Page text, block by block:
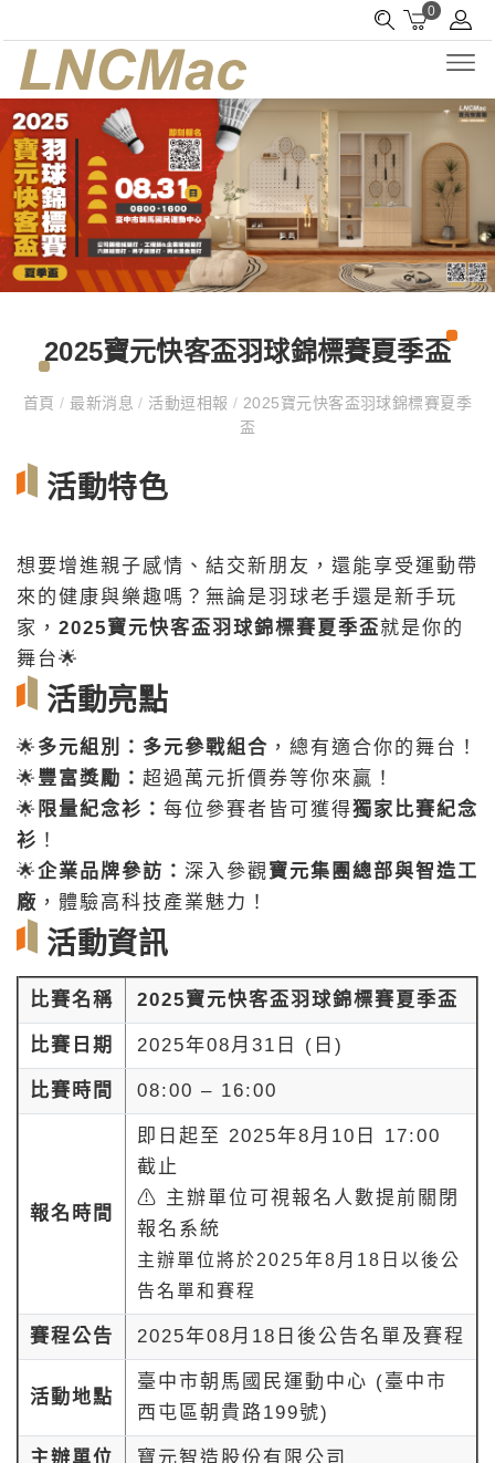
0
2025寶元快客盃羽球錦標賽夏季盃
首頁/ 最新消息/ 活動逗相報/ 2025寶元快客盃羽球錦標賽夏季
盃
活動特色
想要增進親子感情、結交新朋友，還能享受運動帶
來的健康與樂趣嗎？無論是羽球老手還是新手玩
家， 2025寶元快客盃羽球錦標賽夏季盃就是你的
舞台🌟
活動亮點
🌟 多元組別：多元參戰組合 ，總有適合你的舞台！
🌟 豐富獎勵： 超過萬元折價券等你來贏！
🌟 限量紀念衫： 每位參賽者皆可獲得獨家比賽紀念
衫 ！
🌟企業品牌參訪： 深入參觀寶元集團總部與智造工
廠 ，體驗高科技產業魅力！
活動資訊
比賽名稱 2025寶元快客盃羽球錦標賽夏季盃
比賽日期 2025年08月31日 (日)
比賽時間 08:00 – 16:00
報名時間
即日起至 2025年8月10日 17:00
截止
⚠ 主辦單位可視報名人數提前關閉
報名系統
主辦單位將於2025年8月18日 以後公
告名單和賽程
賽程公告 2025年08月18日後公告名單及賽程
活動地點
臺中市朝馬國民運動中心 (臺中市
西屯區朝貴路199號)
主辦單位 寶元智造股份有限公司